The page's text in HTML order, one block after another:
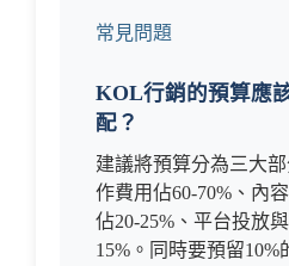
常見問題
KOL行銷的預算應
配？
建議將預算分為三大
作費用佔60-70%、內
佔20-25%、平台投放
15%。同時要預留10%